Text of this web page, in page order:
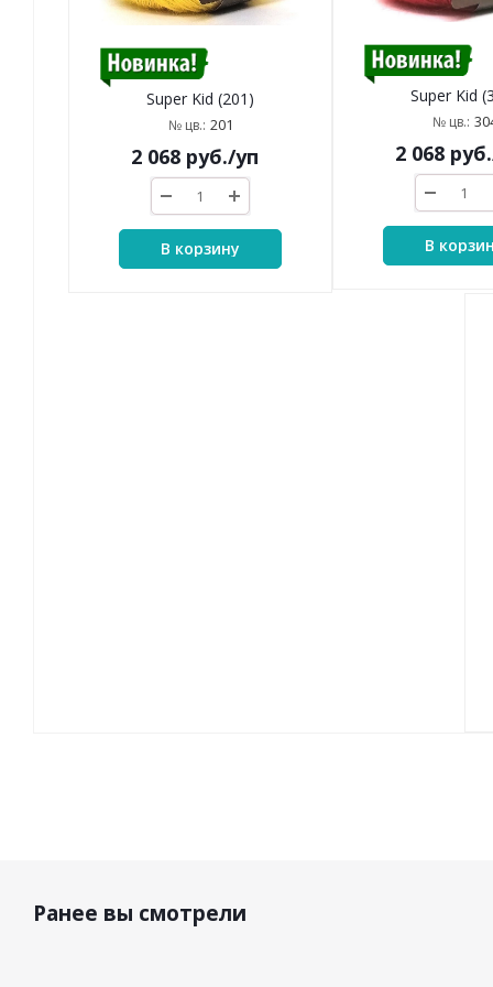
Super Kid (201)
№ цв.: 201
2 068 руб./уп
В корзину
Super Kid
№ цв.:
2 068 руб.
В
Ранее вы смотрели